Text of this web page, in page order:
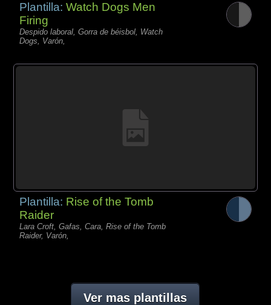
Plantilla:Watch Dogs Men
Firing
Despido laboral, Gorra de béisbol, Watch
Dogs, Varón,
Plantilla: Rise of the Tomb
Raider
Lara Croft, Gafas, Cara, Rise of the Tomb
Raider, Varón,
Ver mas plantillas